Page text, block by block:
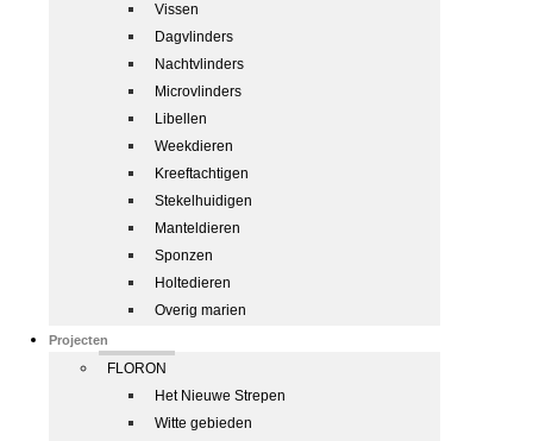
Vissen
Dagvlinders
Nachtvlinders
Microvlinders
Libellen
Weekdieren
Kreeftachtigen
Stekelhuidigen
Manteldieren
Sponzen
Holtedieren
Overig marien
Projecten
FLORON
Het Nieuwe Strepen
Witte gebieden